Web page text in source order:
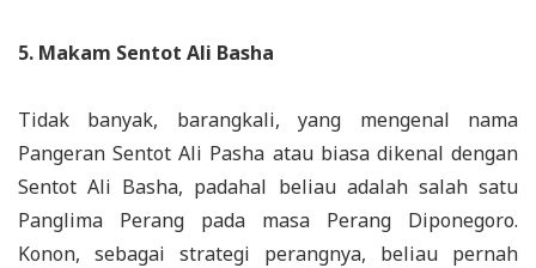
5. Makam Sentot Ali Basha
Tidak banyak, barangkali, yang mengenal nama
Pangeran Sentot Ali Pasha atau biasa dikenal dengan
Sentot Ali Basha, padahal beliau adalah salah satu
Panglima Perang pada masa Perang Diponegoro.
Konon, sebagai strategi perangnya, beliau pernah